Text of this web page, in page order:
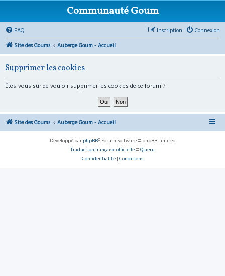
Communauté Goum
FAQ Connexion
Inscription
Site des Goums
Auberge Goum - Accueil
Supprimer les cookies
Êtes-vous sûr de vouloir supprimer les cookies de ce forum ?
Site des Goums Auberge Goum - Accueil
Développé par phpBB® Forum Software © phpBB Limited
Traduction française officielle©Qiaeru
Confidentialité | Conditions